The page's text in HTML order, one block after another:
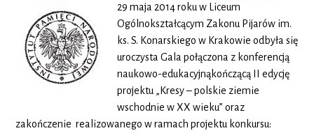
29 maja 2014 roku w Liceum
Ogólnokształcącym Zakonu Pijarów im.
ks. S. Konarskiego w Krakowie odbyła się
uroczysta Gala połączona z konferencją
naukowo-edukacyjnąkończącą II edycję
projektu „Kresy – polskie ziemie
wschodnie w XX wieku” oraz
zakończenie realizowanego w ramach projektu konkursu: